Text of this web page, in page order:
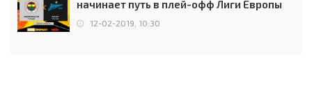
начинает путь в плей-офф Лиги Европы
12-02-2019, 10:30